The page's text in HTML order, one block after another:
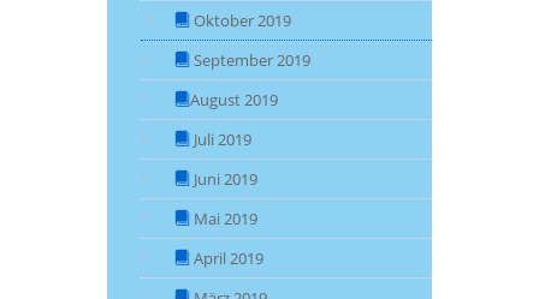
Oktober 2019
September 2019
August 2019
Juli 2019
Juni 2019
Mai 2019
April 2019